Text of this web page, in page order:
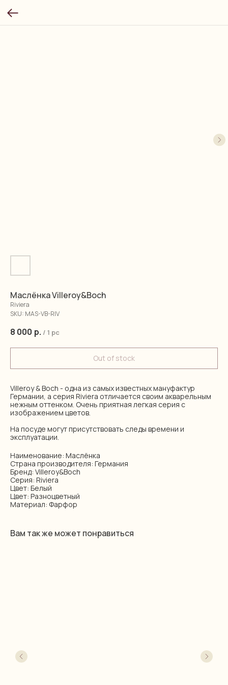
Маслёнка Villeroy&Boch
Riviera
SKU: MAS-VB-RIV
8 000 р. / 1 pc
Out of stock
Villeroy & Boch - одна из самых известных мануфактур
Германии, а серия Riviera отличается своим акварельным
нежным оттенком. Очень приятная легкая серия с
изображением цветов.
На посуде могут присутствовать следы времени и
эксплуатации.
Наименование: Маслёнка
Страна производителя: Германия
Бренд: Villeroy&Boch
Серия: Riviera
Цвет: Белый
Цвет: Разноцветный
Материал: Фарфор
Вам так же может понравиться